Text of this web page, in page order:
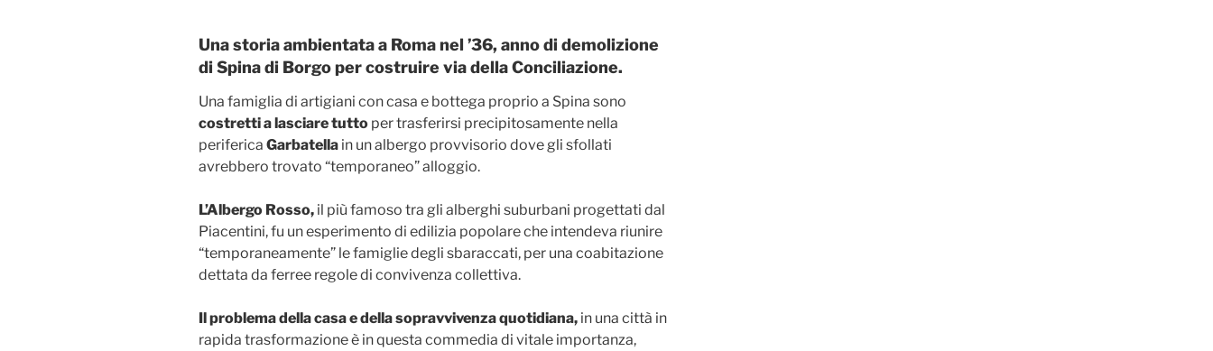
Una storia ambientata a Roma nel ’36, anno di demolizione
di Spina di Borgo per costruire via della Conciliazione.
Una famiglia di artigiani con casa e bottega proprio a Spina sono
costretti a lasciare tutto per trasferirsi precipitosamente nella
periferica Garbatella in un albergo provvisorio dove gli sfollati
avrebbero trovato “temporaneo” alloggio.
L’Albergo Rosso, il più famoso tra gli alberghi suburbani progettati dal
Piacentini, fu un esperimento di edilizia popolare che intendeva riunire
“temporaneamente” le famiglie degli sbaraccati, per una coabitazione
dettata da ferree regole di convivenza collettiva.
Il problema della casa e della sopravvivenza quotidiana, in una città in
rapida trasformazione è in questa commedia di vitale importanza,